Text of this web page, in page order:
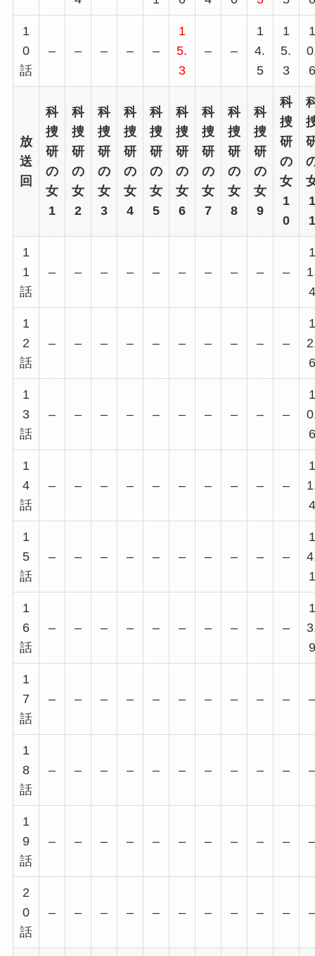
1
0
話
– – – – –
1
5.
3
– –
1
4.
5
1
5.
3
1
6
放
送
回
科
捜
研
の
女
1
科
捜
研
の
女
2
科
捜
研
の
女
3
科
捜
研
の
女
4
科
捜
研
の
女
5
科
捜
研
の
女
6
科
捜
研
の
女
7
科
捜
研
の
女
8
科
捜
研
の
女
9
科
捜
研
の
女
1
0
1
1
1
1
話
– – – – – – – – – –
1
4
1
2
話
– – – – – – – – – –
1
6
1
3
話
– – – – – – – – – –
1
6
1
4
話
– – – – – – – – – –
1
4
1
5
話
– – – – – – – – – –
1
1
1
6
話
– – – – – – – – – –
1
9
1
7
話
– – – – – – – – – – –
1
8
話
– – – – – – – – – – –
1
9
話
– – – – – – – – – – –
2
0
話
– – – – – – – – – – –